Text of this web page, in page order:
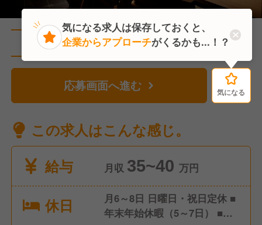
直近1人がこの求人を検討中
応募画面へ進む 気になる
この求人はこんな感じ。
給与
月収 35~40 万円
休日
月6～8日 日曜日・祝日定休 ■
年末年始休暇（5～7日） ■夏
気になる
気になる求人は保存しておくと、
企業からアプローチがくるかも...！？